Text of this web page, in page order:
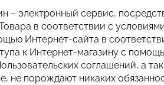
– электронный сервис,
в соответствии с
Интернет-сайта в
к Интернет-магазину с
соглашений, а
не порождают никаких